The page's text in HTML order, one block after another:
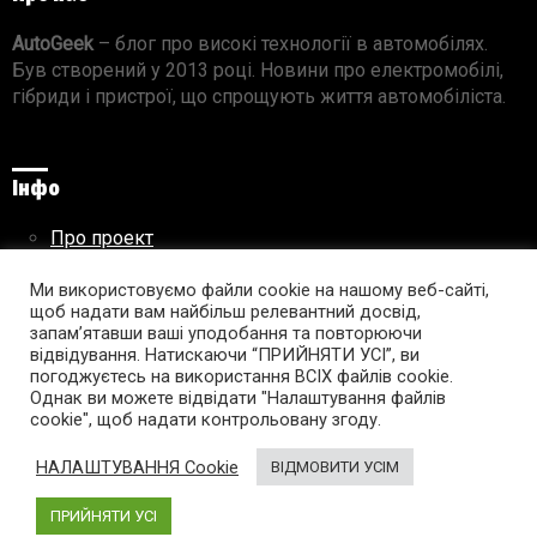
AutoGeek – блог про високі технології в автомобілях.
Був створений у 2013 році. Новини про електромобілі,
гібриди і пристрої, що спрощують життя автомобіліста.
Інфо
Про проект
Правила використання матеріалів
Підпишись на AutoGeek!
facebooktwitter instagramyoutube tumblr linkedin
Ми використовуємо файли cookie на нашому веб-сайті,
щоб надати вам найбільш релевантний досвід,
запам’ятавши ваші уподобання та повторюючи
відвідування. Натискаючи “ПРИЙНЯТИ УСІ”, ви
погоджуєтесь на використання ВСІХ файлів cookie.
Однак ви можете відвідати "Налаштування файлів
cookie", щоб надати контрольовану згоду.
НАЛАШТУВАННЯ Cookie ВІДМОВИТИ УСІМ
ПРИЙНЯТИ УСІ